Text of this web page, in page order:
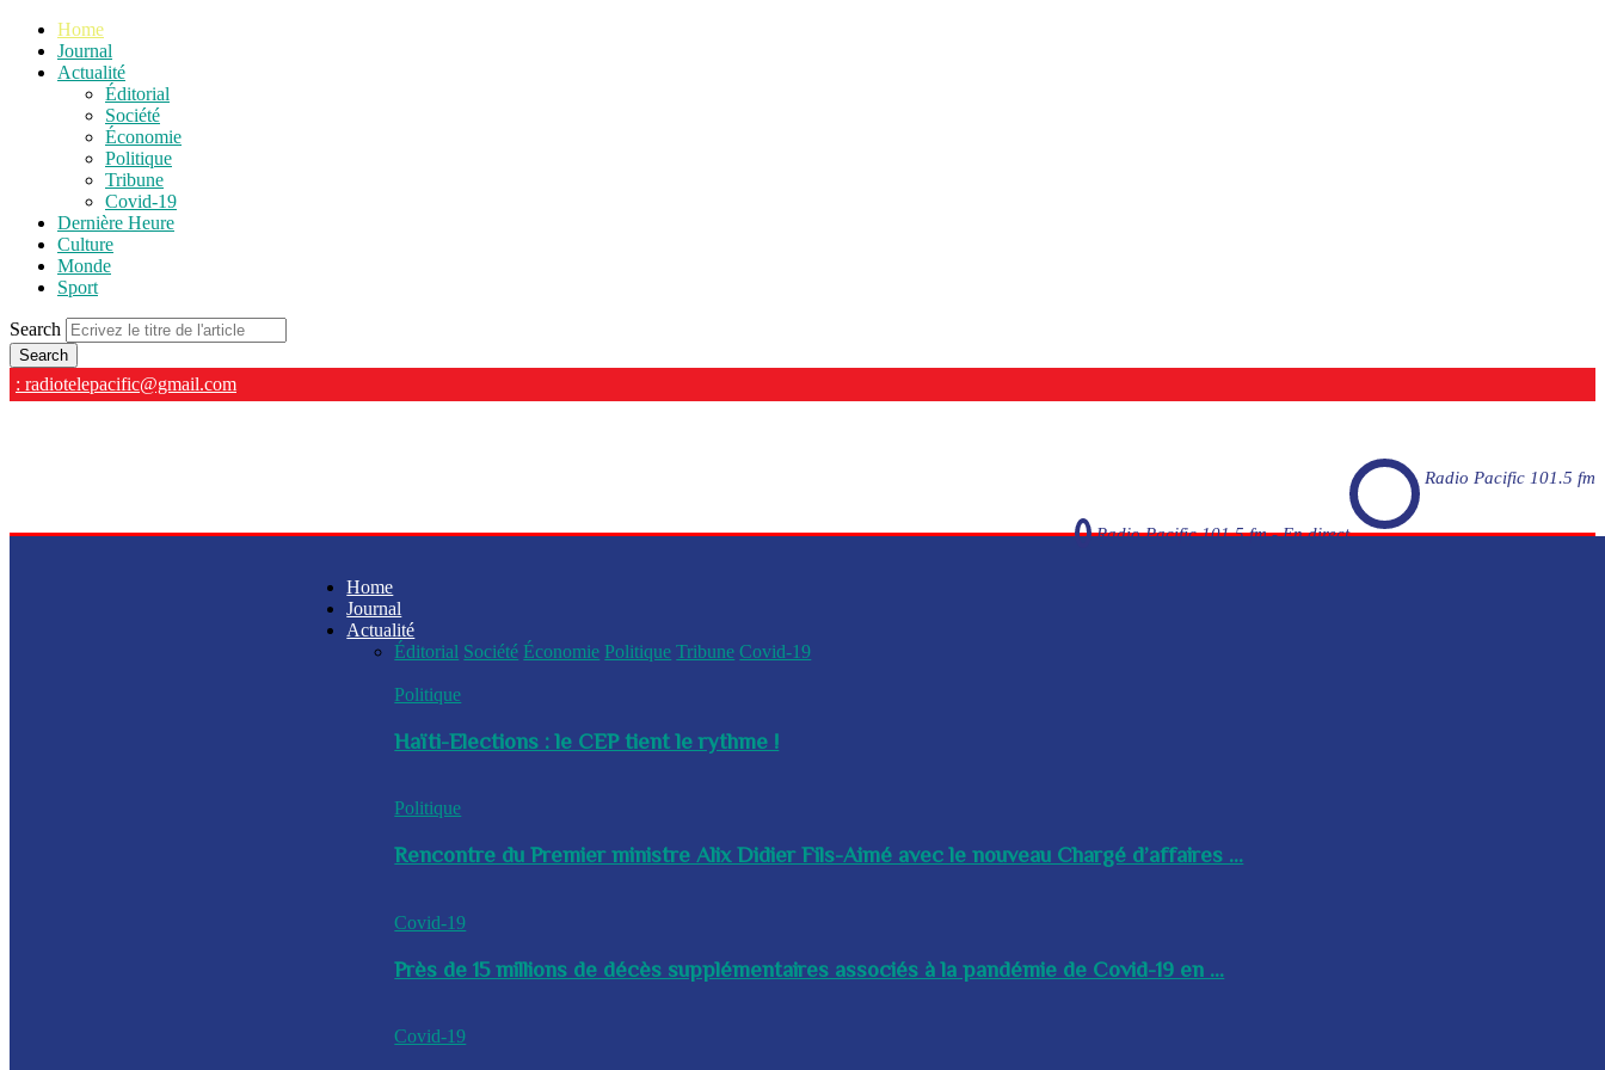
Home
Journal
Actualité
Éditorial
Société
Économie
Politique
Tribune
Covid-19
Dernière Heure
Culture
Monde
Sport
Search
: radiotelepacific@gmail.com
Radio Pacific 101.5 fm
Radio Pacific 101.5 fm - En direct
Home
Journal
Actualité
Éditorial Société Économie Politique Tribune Covid-19
Politique
Haïti-Elections : le CEP tient le rythme !
Politique
Rencontre du Premier ministre Alix Didier Fils-Aimé avec le nouveau Chargé d’affaires ...
Covid-19
Près de 15 millions de décès supplémentaires associés à la pandémie de Covid-19 en ...
Covid-19